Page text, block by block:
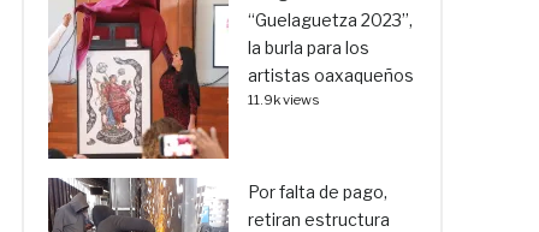
“Guelaguetza 2023”,
la burla para los
artistas oaxaqueños
11.9k views
Por falta de pago,
retiran estructura